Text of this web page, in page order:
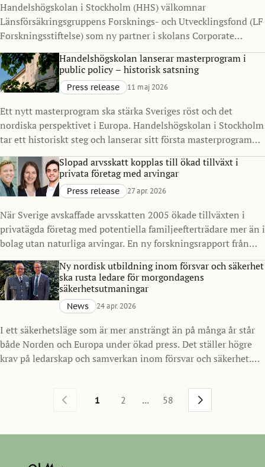
Handelshögskolan i Stockholm (HHS) välkomnar
Länsförsäkringsgruppens Forsknings- och Utvecklingsfond (LF
Forskningsstiftelse) som ny partner i skolans Corporate
Partnership Program. Samarbetet syftar till att stärka
kopplingen mellan akademi och näringsliv, med särskilt fokus
på finans, resiliens och samhällelig stabilitet i en tid präglad
av ökad komplexitet.
Handelshögskolan lanserar masterprogram i
public policy – historisk satsning
Press release 11 maj 2026
Ett nytt masterprogram ska stärka Sveriges röst och det
nordiska perspektivet i Europa. Handelshögskolan i Stockholm
tar ett historiskt steg och lanserar sitt första masterprogram
inriktat på offentlig sektor och policy. Master in Public Policy
(MPP), med start 2027, ska utbilda nästa generation
beslutsfattare för att möta komplexa samhällsutmaningar, i
Sverige och internationellt.
Slopad arvsskatt kopplas till ökad tillväxt i
privata företag med arvingar
Press release 27 apr. 2026
När Sverige avskaffade arvsskatten 2005 ökade tillväxten i
privatägda företag med potentiella familjeefterträdare mer än i
bolag utan naturliga arvingar. En ny forskningsrapport från
Handelshögskolan i Stockholm visar också ökade investeringar
och skatteintäkter.Ny nordisk utbildning inom försvar och säkerhet
ska rusta ledare för morgondagens
säkerhetsutmaningar
News 24 apr. 2026
I ett säkerhetsläge som är mer ansträngt än på många år står
både Norden och Europa under ökad press. Det ställer högre
krav på ledarskap och samverkan inom försvar och säkerhet.
ett nytt samarbete med Försvarsmakten och lanserar SSE
Nordic Defense MBA, ett program för framtidens ledare inom
försvarssektorn i Norden med start hösten 2026.
1 2 ... 58